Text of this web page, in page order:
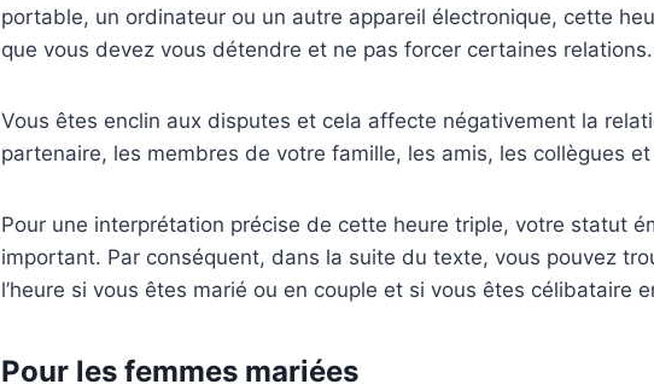
portable, un ordinateur ou un autre appareil électronique, cette
que vous devez vous détendre et ne pas forcer certaines relations.
Vous êtes enclin aux disputes et cela affecte négativement la
partenaire, les membres de votre famille, les amis, les collègues
Pour une interprétation précise de cette heure triple, votre statut
important. Par conséquent, dans la suite du texte, vous pouvez
l’heure si vous êtes marié ou en couple et si vous êtes célibataire
Pour les femmes mariées